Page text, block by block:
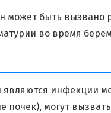
быть вызвано
во время
могут